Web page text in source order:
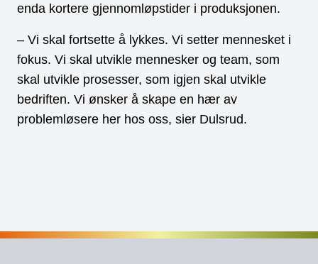
enda kortere gjennomløpstider i produksjonen.
– Vi skal fortsette å lykkes. Vi setter mennesket i
fokus. Vi skal utvikle mennesker og team, som
skal utvikle prosesser, som igjen skal utvikle
bedriften. Vi ønsker å skape en hær av
problemløsere her hos oss, sier Dulsrud.